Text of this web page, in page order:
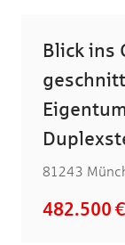
Blick ins
81243
482.500 €